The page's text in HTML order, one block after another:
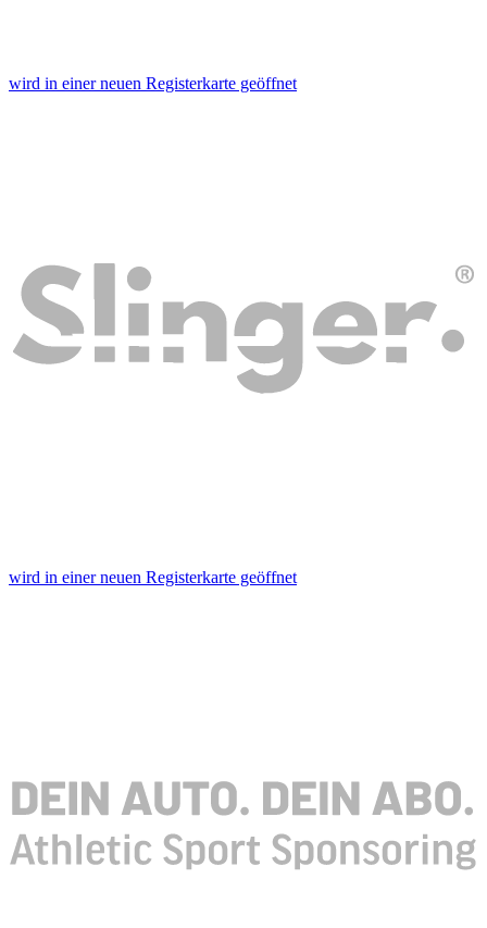
wird in einer neuen Registerkarte geöffnet
wird in einer neuen Registerkarte geöffnet